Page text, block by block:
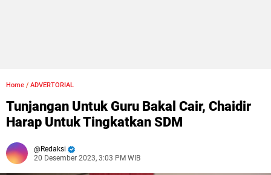
Home / ADVERTORIAL
Tunjangan Untuk Guru Bakal Cair, Chaidir
Harap Untuk Tingkatkan SDM
Redaksi
20 Desember 2023, 3:03 PM WIB